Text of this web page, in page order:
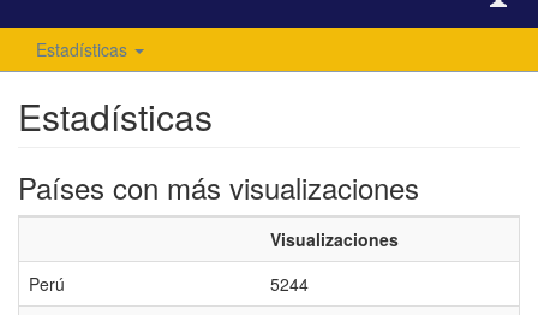
Estadísticas
Estadísticas
Países con más visualizaciones
Visualizaciones
Perú
5244